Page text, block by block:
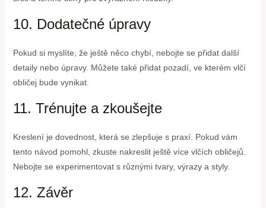
10. Dodatečné úpravy
Pokud si myslíte, že ještě něco chybí, nebojte se přidat další
detaily nebo úpravy. Můžete také přidat pozadí, ve kterém vlčí
obličej bude vynikat.
11. Trénujte a zkoušejte
Kreslení je dovednost, která se zlepšuje s praxí. Pokud vám
tento návod pomohl, zkuste nakreslit ještě více vlčích obličejů.
Nebojte se experimentovat s různými tvary, výrazy a styly.
12. Závěr